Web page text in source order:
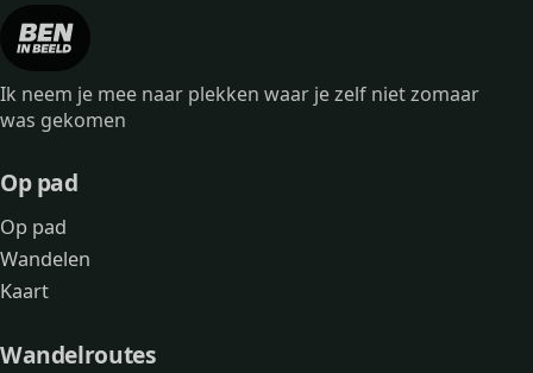
Ik neem je mee naar plekken waar je zelf niet zomaar
was gekomen
Op pad
Op pad
Wandelen
Kaart
Wandelroutes